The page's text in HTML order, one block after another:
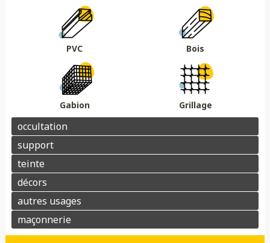
PVC Bois
Gabion Grillage
Barrière acoustique
Tour piscine
Couvertine